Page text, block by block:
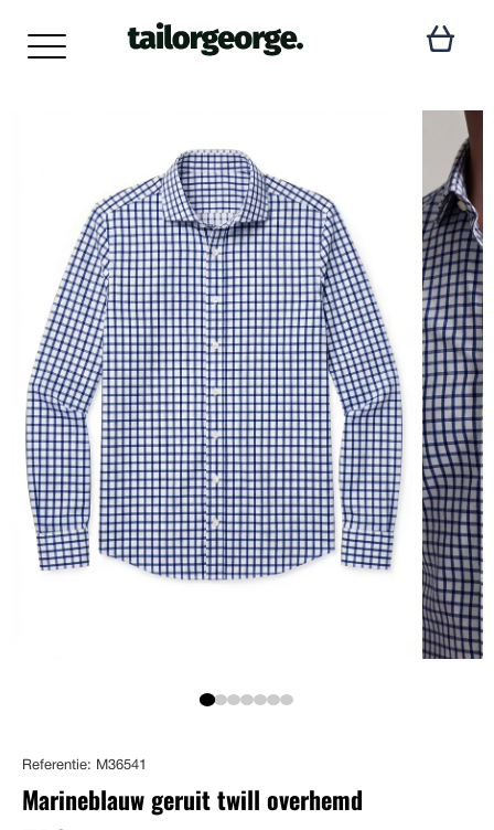
Referentie: M36541
Marineblauw geruit twill overhemd